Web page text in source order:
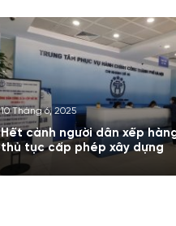
10 Tháng 6, 2025
Hết cảnh người dân xếp
thủ tục cấp phép xây dựng